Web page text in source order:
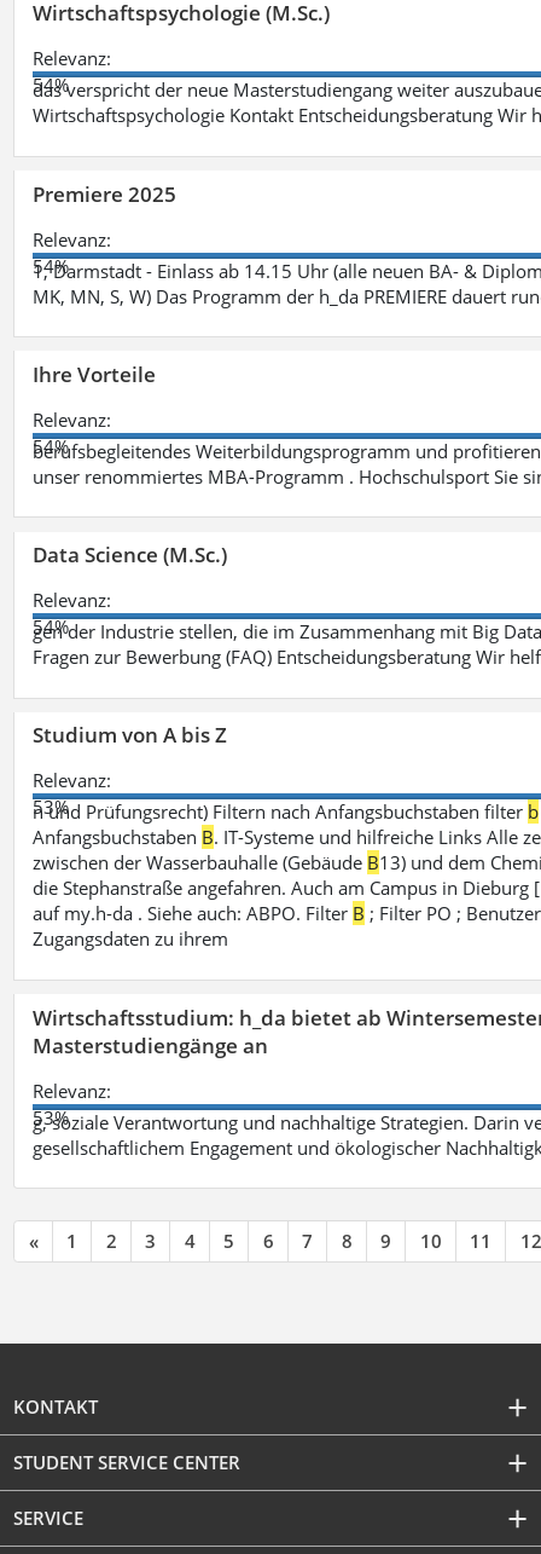
Wirtschaftspsychologie (M.Sc.)
Relevanz:
54%
das verspricht der neue Masterstudiengang weiter
Wirtschaftspsychologie Kontakt Entscheidungsberatung Wir
Premiere 2025
Relevanz:
54%
1, Darmstadt - Einlass ab 14.15 Uhr (alle neuen BA- &
MK, MN, S, W) Das Programm der h_da PREMIERE dauert
Ihre Vorteile
Relevanz:
54%
berufsbegleitendes Weiterbildungsprogramm und
unser renommiertes MBA-Programm . Hochschulsport Sie
Data Science (M.Sc.)
Relevanz:
54%
gen der Industrie stellen, die im Zusammenhang mit Big
Fragen zur Bewerbung (FAQ) Entscheidungsberatung Wir
Studium von A bis Z
Relevanz:
53%
n und Prüfungsrecht) Filtern nach Anfangsbuchstaben filter b
Anfangsbuchstaben B. IT-Systeme und hilfreiche Links Alle
zwischen der Wasserbauhalle (Gebäude B13) und dem
die Stephanstraße angefahren. Auch am Campus in
auf my.h-da . Siehe auch: ABPO. Filter B ; Filter PO ;
Zugangsdaten zu ihrem
Wirtschaftsstudium: h_da bietet ab
Masterstudiengänge an
Relevanz:
53%
g, soziale Verantwortung und nachhaltige Strategien. Darin
gesellschaftlichem Engagement und ökologischer
« 1 2 3 4 5 6 7 8 9 10 11 12
KONTAKT
STUDENT SERVICE CENTER
SERVICE